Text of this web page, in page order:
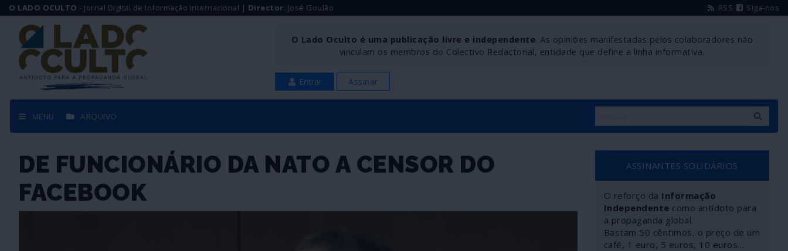
O LADO OCULTO - Jornal Digital de Informação Internacional | Director: José Goulão RSS Siga-nos
O Lado Oculto é uma publicação livre e independente. As opiniões manifestadas pelos colaboradores não
vinculam os membros do Colectivo Redactorial, entidade que define a linha informativa.
Entrar Assinar
MENU ARQUIVO
DE FUNCIONÁRIO DA NATO A CENSOR DO
FACEBOOK
ASSINANTES SOLIDÁRIOS
O reforço da Informação
Independente como antídoto para
a propaganda global.
Bastam 50 cêntimos, o preço de um
café, 1 euro, 5 euros, 10 euros…